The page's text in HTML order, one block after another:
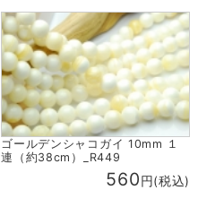
ゴールデンシャコガイ 10mm １
連（約38cm）_R449
560円(税込)